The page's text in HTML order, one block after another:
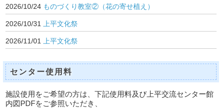
2026/10/24 ものづくり教室②（花の寄せ植え）
2026/10/31 上平文化祭
2026/11/01 上平文化祭
センター使用料
施設使用をご希望の方は、下記使用料及び上平交流センター館
内図PDFをご参照いただき、